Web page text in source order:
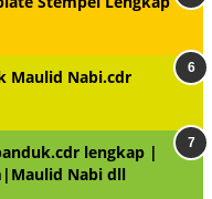
Maulid Nabi.cdr
lengkap |
Nabi dll